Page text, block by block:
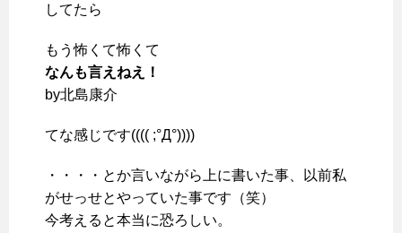
してたら
もう怖くて怖くて
なんも言えねえ！
by北島康介
てな感じです(((( ;°Д°))))
・・・・とか言いながら上に書いた事、以前私
がせっせとやっていた事です（笑）
今考えると本当に恐ろしい。